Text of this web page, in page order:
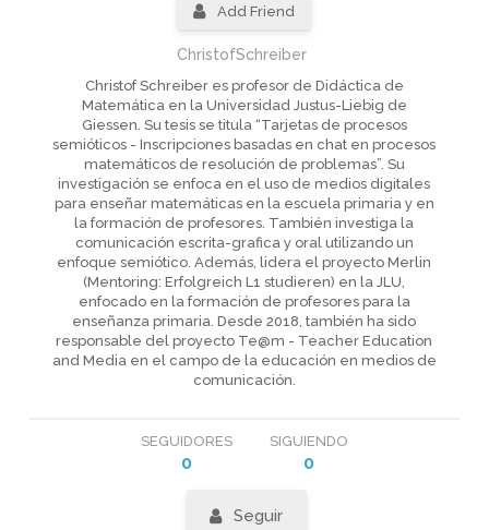
Add Friend
ChristofSchreiber
Christof Schreiber es profesor de Didáctica de
Matemática en la Universidad Justus-Liebig de
Giessen. Su tesis se titula “Tarjetas de procesos
semióticos - Inscripciones basadas en chat en procesos
matemáticos de resolución de problemas”. Su
investigación se enfoca en el uso de medios digitales
para enseñar matemáticas en la escuela primaria y en
la formación de profesores. También investiga la
comunicación escrita-grafica y oral utilizando un
enfoque semiótico. Además, lidera el proyecto Merlin
(Mentoring: Erfolgreich L1 studieren) en la JLU,
enfocado en la formación de profesores para la
enseñanza primaria. Desde 2018, también ha sido
responsable del proyecto Te@m - Teacher Education
and Media en el campo de la educación en medios de
comunicación.
SEGUIDORES
0
SIGUIENDO
0
Seguir